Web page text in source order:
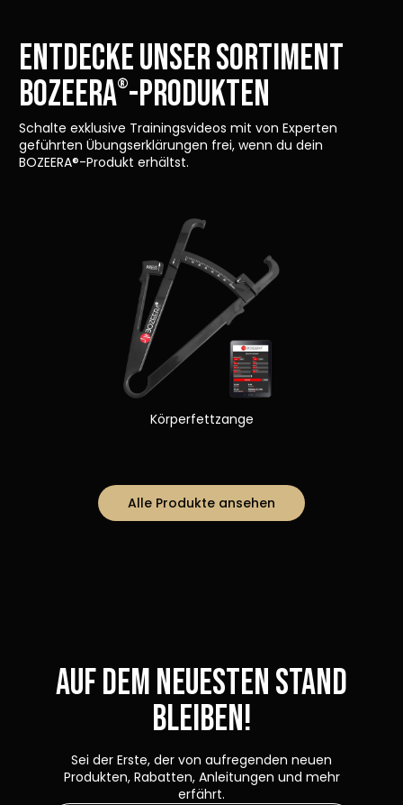
ENTDECKE UNSER SORTIMENT
Bozeera®-Produkten
Schalte exklusive Trainingsvideos mit von Experten
geführten Übungserklärungen frei, wenn du dein
BOZEERA®-Produkt erhältst.
Körperfettzange
Alle Produkte ansehen
Auf dem neuesten Stand
bleiben!
Sei der Erste, der von aufregenden neuen
Produkten, Rabatten, Anleitungen und mehr
erfährt.